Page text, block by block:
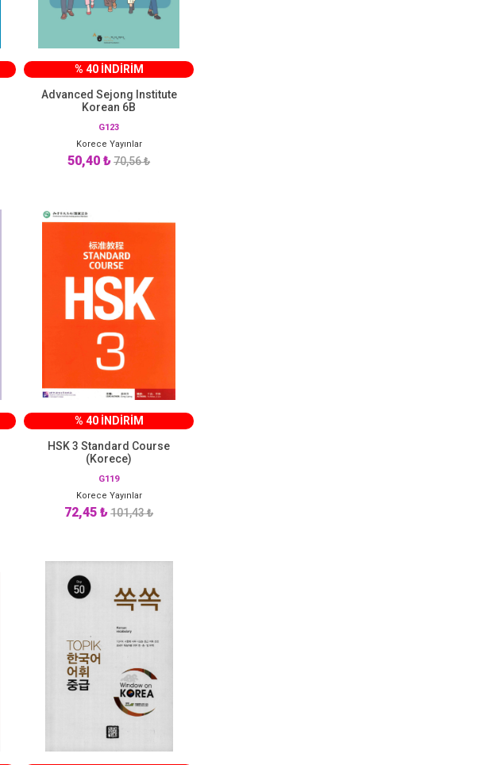
% 40 İNDİRİM
Advanced Sejong Institute
Korean 6B
G123
Korece Yayınlar
50,40 ₺70,56 ₺
% 40 İNDİRİM
HSK 3 Standard Course
(Korece)
G119
Korece Yayınlar
72,45 ₺101,43 ₺